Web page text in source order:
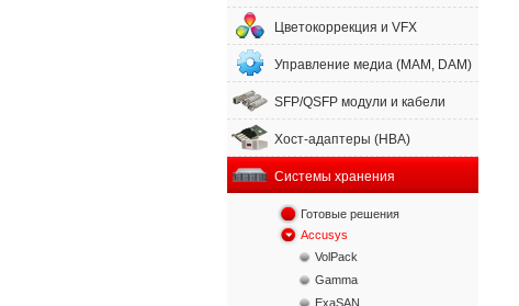
Цветокоррекция и VFX
Управление медиа (MAM, DAM)
SFP/QSFP модули и кабели
Хост-адаптеры (HBA)
Системы хранения
Готовые решения
Accusys
VolPack
Gamma
ExaSAN